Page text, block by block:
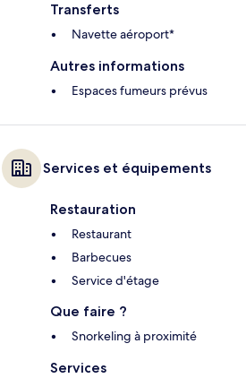
Transferts
Navette aéroport*
Autres informations
Espaces fumeurs prévus
Services et équipements
Restauration
Restaurant
Barbecues
Service d'étage
Que faire ?
Snorkeling à proximité
Services